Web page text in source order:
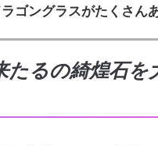
ゴングラスがたくさん
るの綺煌石を